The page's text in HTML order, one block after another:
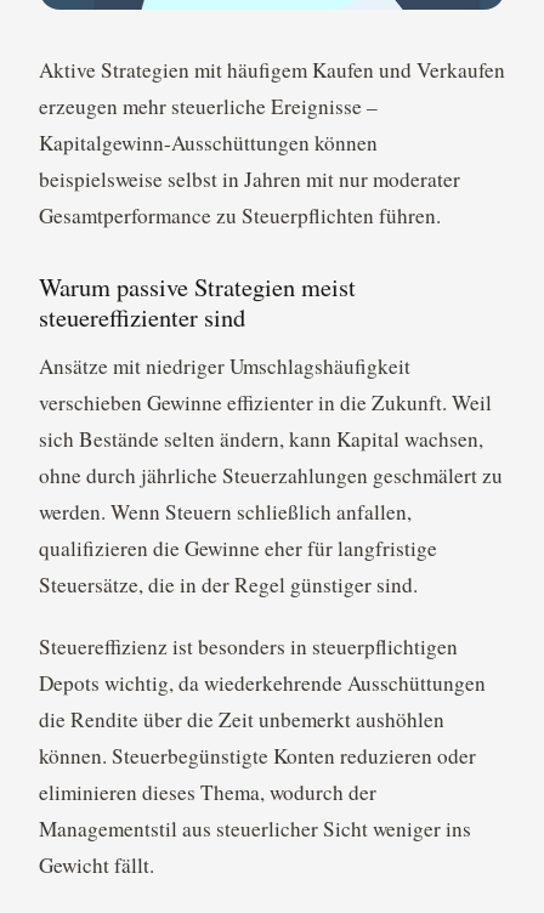
Aktive Strategien mit häufigem Kaufen und Verkaufen
erzeugen mehr steuerliche Ereignisse –
Kapitalgewinn-Ausschüttungen können
beispielsweise selbst in Jahren mit nur moderater
Gesamtperformance zu Steuerpflichten führen.
Warum passive Strategien meist
steuereffizienter sind
Ansätze mit niedriger Umschlagshäufigkeit
verschieben Gewinne effizienter in die Zukunft. Weil
sich Bestände selten ändern, kann Kapital wachsen,
ohne durch jährliche Steuerzahlungen geschmälert zu
werden. Wenn Steuern schließlich anfallen,
qualifizieren die Gewinne eher für langfristige
Steuersätze, die in der Regel günstiger sind.
Steuereffizienz ist besonders in steuerpflichtigen
Depots wichtig, da wiederkehrende Ausschüttungen
die Rendite über die Zeit unbemerkt aushöhlen
können. Steuerbegünstigte Konten reduzieren oder
eliminieren dieses Thema, wodurch der
Managementstil aus steuerlicher Sicht weniger ins
Gewicht fällt.